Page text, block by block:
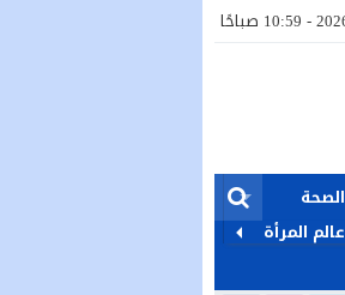
الصحة
عالم المرأة